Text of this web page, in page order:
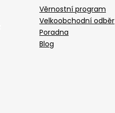
Věrnostní program
Velkoobchodní odběr
Poradna
Blog